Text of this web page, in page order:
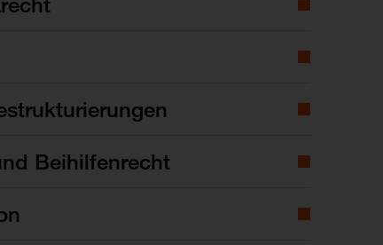
Beihilfenrecht